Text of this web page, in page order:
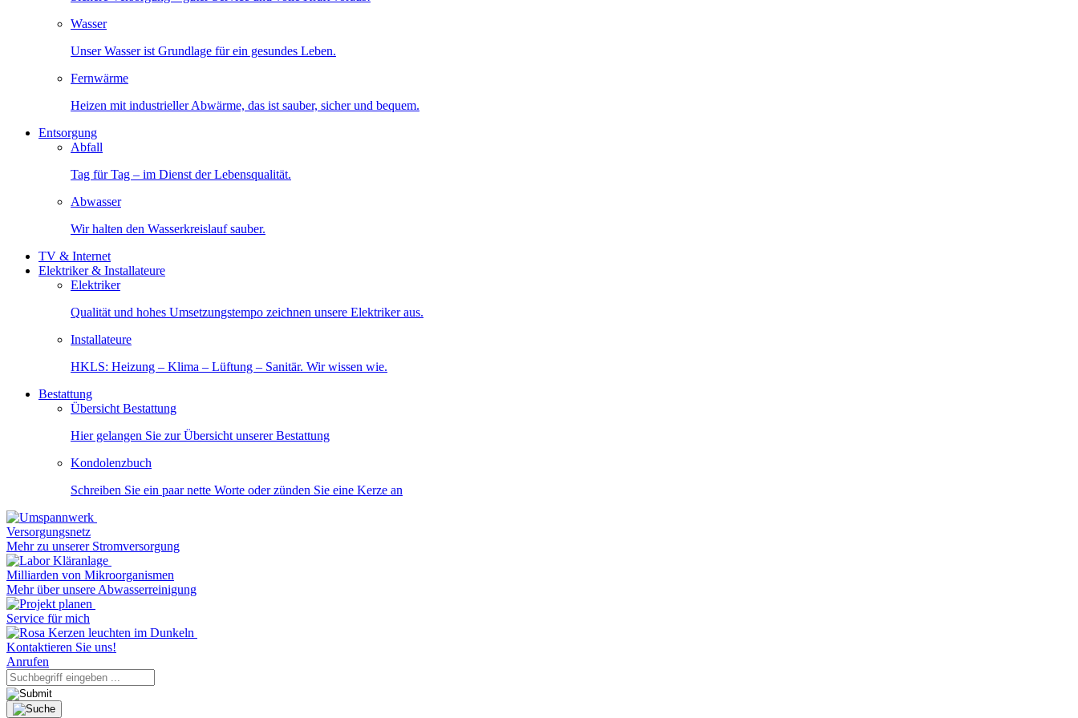
Wasser
Unser Wasser ist Grundlage für ein gesundes Leben.
Fernwärme
Heizen mit industrieller Abwärme, das ist sauber, sicher und bequem.
Entsorgung
Abfall
Tag für Tag – im Dienst der Lebensqualität.
Abwasser
Wir halten den Wasserkreislauf sauber.
TV & Internet
Elektriker & Installateure
Elektriker
Qualität und hohes Umsetzungstempo zeichnen unsere Elektriker aus.
Installateure
HKLS: Heizung – Klima – Lüftung – Sanitär. Wir wissen wie.
Bestattung
Übersicht Bestattung
Hier gelangen Sie zur Übersicht unserer Bestattung
Kondolenzbuch
Schreiben Sie ein paar nette Worte oder zünden Sie eine Kerze an
Versorgungsnetz
Mehr zu unserer Stromversorgung
Milliarden von Mikroorganismen
Mehr über unsere Abwasserreinigung
Service für mich
Kontaktieren Sie uns!
Anrufen